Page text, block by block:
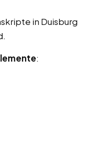
in Duisburg
: